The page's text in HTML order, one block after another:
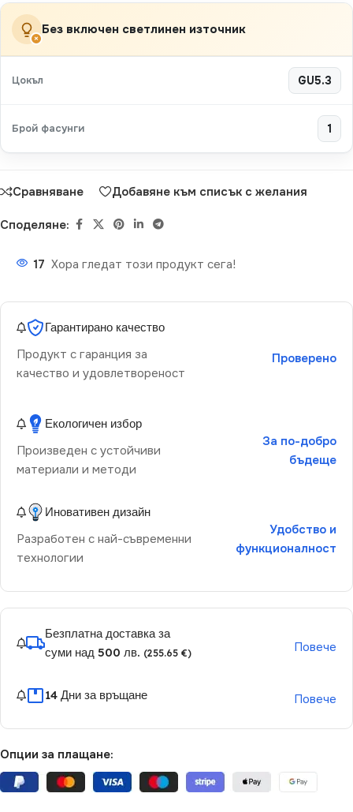
×
Без включен светлинен източник
Цокъл GU5.3
Брой фасунги 1
Сравняване Добавяне към списък с желания
Споделяне:
17 Хора гледат този продукт сега!
Гарантирано качество
Продукт с гаранция за
качество и удовлетвореност
Проверено
Екологичен избор
Произведен с устойчиви
материали и методи
За по-добро
бъдеще
Иновативен дизайн
Разработен с най-съвременни
технологии
Удобство и
функционалност
Безплатна доставка за
суми над 500 лв. (255.65 €) Повече
14 Дни за връщане Повече
Опции за плащане: